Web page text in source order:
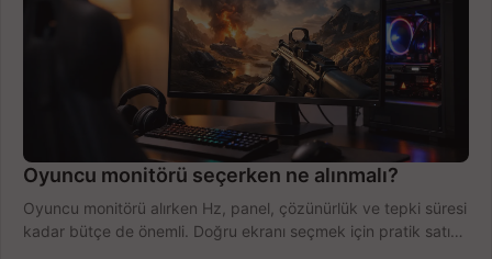
Oyuncu monitörü seçerken ne alınmalı?
Oyuncu monitörü alırken Hz, panel, çözünürlük ve tepki süresi
kadar bütçe de önemli. Doğru ekranı seçmek için pratik satın